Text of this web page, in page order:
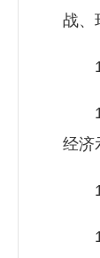
战、
15
16
经济
17
18